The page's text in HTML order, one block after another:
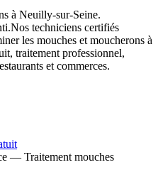
à Neuilly-sur-Seine.
Nos techniciens certifiés
les mouches et moucherons à
traitement professionnel,
et commerces.
— Traitement mouches